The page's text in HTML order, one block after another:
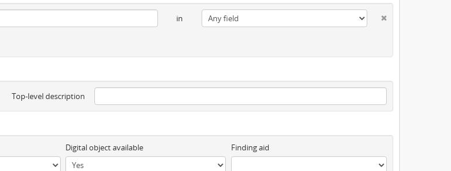
in
Top-level description
Digital object available Finding aid